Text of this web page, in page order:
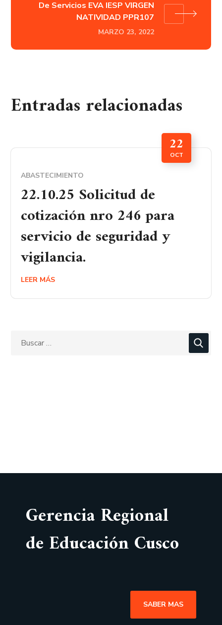
De Servicios EVA IESP VIRGEN
NATIVIDAD PPR107
MARZO 23, 2022
Entradas relacionadas
22
OCT
ABASTECIMIENTO
22.10.25 Solicitud de
cotización nro 246 para
servicio de seguridad y
vigilancia.
LEER MÁS
Gerencia Regional
de Educación Cusco
SABER MAS